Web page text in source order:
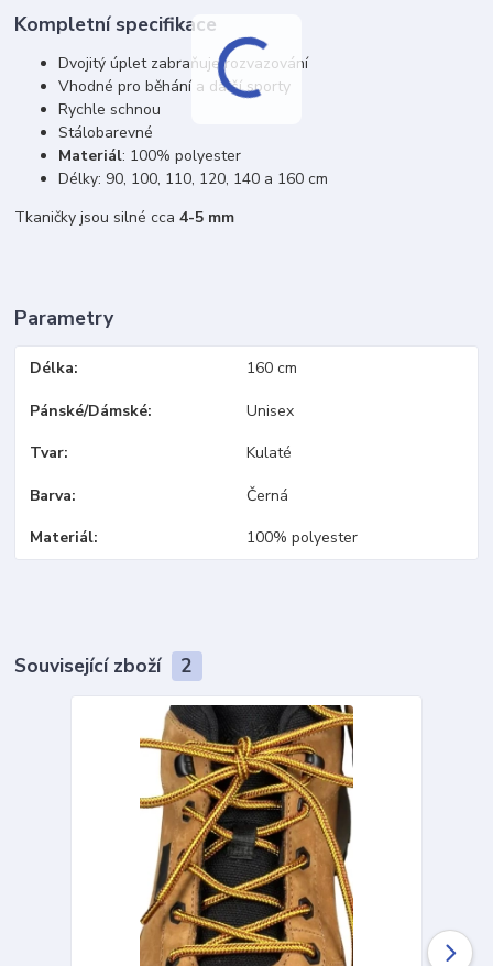
Kompletní specifikace
Dvojitý úplet zabraňuje rozvazování
Vhodné pro běhání a další sporty
Rychle schnou
Stálobarevné
Materiál: 100% polyester
Délky: 90, 100, 110, 120, 140 a 160 cm
Tkaničky jsou silné cca4-5 mm
Parametry
Délka 160 cm
Pánské/Dámské Unisex
Tvar Kulaté
Barva Černá
Materiál 100% polyester
Související zboží 2